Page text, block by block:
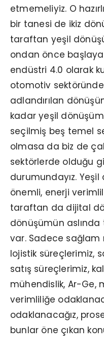
etmemeliyiz. O
bir tanesi de ikiz
taraftan yeşil
ondan önce
endüstri 4.0 olarak
otomotiv
adlandırılan
kadar yeşil
seçilmiş beş temel
olmasa da biz de
sektörlerde olduğu
durumundayız.
önemli, enerji
taraftan da dijital
dönüşümün
var. Sadece sağlam
lojistik süreçlerimiz,
satış süreçlerimiz,
mühendislik, Ar-Ge,
verimliliğe
odaklanacağız,
bunlar öne çıkan